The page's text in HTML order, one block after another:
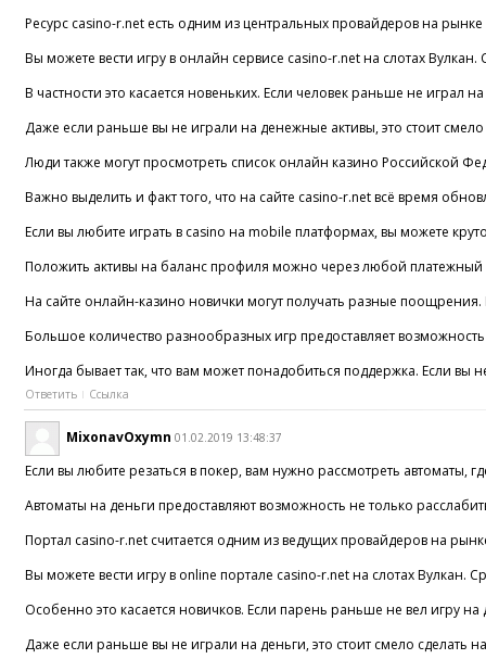
Ресурс casino-r.net есть одним из центральных провайдеров на
Вы можете вести игру в онлайн сервисе casino-r.net на слотах
В частности это касается новеньких. Если человек раньше не
Даже если раньше вы не играли на денежные активы, это стоит
Люди также могут просмотреть список онлайн казино Российской
Важно выделить и факт того, что на сайте casino-r.net всё время
Если вы любите играть в casino на mobile платформах, вы можете
Положить активы на баланс профиля можно через любой платежный
На сайте онлайн-казино новички могут получать разные
Большое количество разнообразных игр предоставляет
Иногда бывает так, что вам может понадобиться поддержка. Если
Ответить Ссылка
MixonavOxymn 01.02.2019 13:48:37
Если вы любите резаться в покер, вам нужно рассмотреть автоматы,
Автоматы на деньги предоставляют возможность не только
Портал casino-r.net считается одним из ведущих провайдеров на
Вы можете вести игру в online портале casino-r.net на слотах Вулкан.
Особенно это касается новичков. Если парень раньше не вел игру
Даже если раньше вы не играли на деньги, это стоит смело сделать